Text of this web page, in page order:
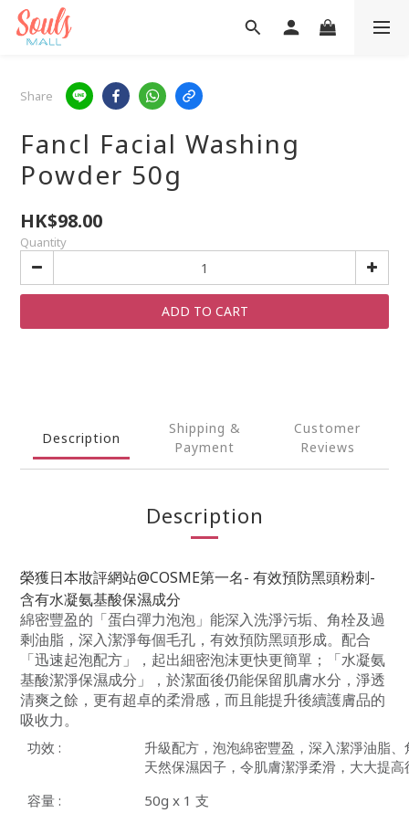
Share
Fancl Facial Washing
Powder 50g
HK$98.00
Quantity
ADD TO CART
Description
Shipping &
Payment
Customer
Reviews
Description
榮獲日本妝評網站@COSME第一名- 有效預防黑頭粉刺-
含有水凝氨基酸保濕成分
綿密豐盈的「蛋白彈力泡泡」能深入洗淨污垢、角栓及過
剩油脂，深入潔淨每個毛孔，有效預防黑頭形成。配合
「迅速起泡配方」，起出細密泡沫更快更簡單；「水凝氨
基酸潔淨保濕成分」，於潔面後仍能保留肌膚水分，淨透
清爽之餘，更有超卓的柔滑感，而且能提升後續護膚品的
吸收力。
功效 :
升級配方，泡泡綿密豐盈，深入潔淨油脂
天然保濕因子，令肌膚潔淨柔滑，大大提
容量 :
50g x 1 支